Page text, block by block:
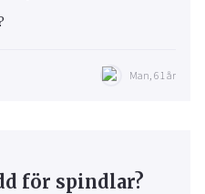
Man, 61 år
för spindlar?